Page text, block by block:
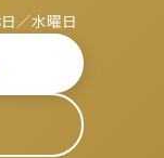
／水曜日